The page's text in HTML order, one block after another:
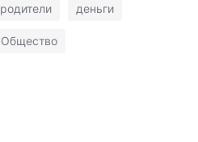
родители деньги
Общество